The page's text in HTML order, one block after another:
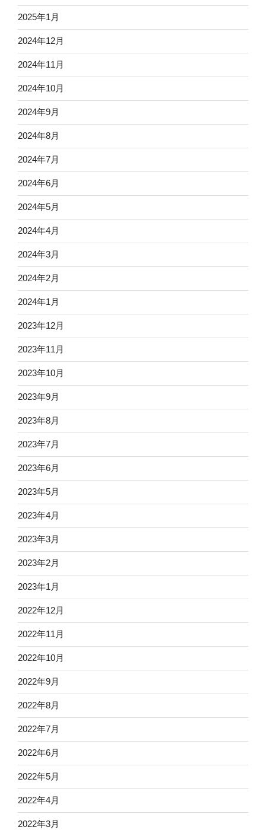
2025年1月
2024年12月
2024年11月
2024年10月
2024年9月
2024年8月
2024年7月
2024年6月
2024年5月
2024年4月
2024年3月
2024年2月
2024年1月
2023年12月
2023年11月
2023年10月
2023年9月
2023年8月
2023年7月
2023年6月
2023年5月
2023年4月
2023年3月
2023年2月
2023年1月
2022年12月
2022年11月
2022年10月
2022年9月
2022年8月
2022年7月
2022年6月
2022年5月
2022年4月
2022年3月